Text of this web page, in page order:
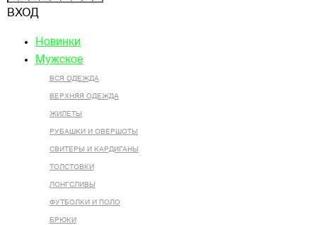
ВХОД
Новинки
Мужское
ВСЯ ОДЕЖДА
ВЕРХНЯЯ ОДЕЖДА
ЖИЛЕТЫ
РУБАШКИ И ОВЕРШОТЫ
СВИТЕРЫ И КАРДИГАНЫ
ТОЛСТОВКИ
ЛОНГСЛИВЫ
ФУТБОЛКИ И ПОЛО
БРЮКИ